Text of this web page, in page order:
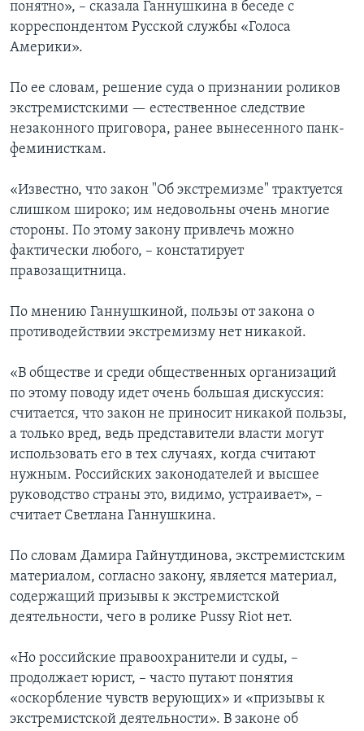
понятно», – сказала Ганнушкина в беседе с
корреспондентом Русской службы «Голоса
Америки».
По ее словам, решение суда о признании роликов
экстремистскими — естественное следствие
незаконного приговора, ранее вынесенного панк-
феминисткам.
«Известно, что закон "Об экстремизме" трактуется
слишком широко; им недовольны очень многие
стороны. По этому закону привлечь можно
фактически любого, – констатирует
правозащитница.
По мнению Ганнушкиной, пользы от закона о
противодействии экстремизму нет никакой.
«В обществе и среди общественных организаций
по этому поводу идет очень большая дискуссия:
считается, что закон не приносит никакой пользы,
а только вред, ведь представители власти могут
использовать его в тех случаях, когда считают
нужным. Российских законодателей и высшее
руководство страны это, видимо, устраивает», –
считает Светлана Ганнушкина.
По словам Дамира Гайнутдинова, экстремистским
материалом, согласно закону, является материал,
содержащий призывы к экстремистской
деятельности, чего в ролике Pussy Riot нет.
«Но российские правоохранители и суды, –
продолжает юрист, – часто путают понятия
«оскорбление чувств верующих» и «призывы к
экстремистской деятельности». В законе об